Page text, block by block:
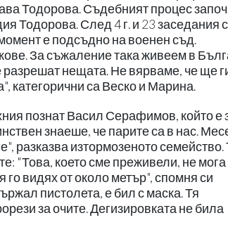
Тодорова. Съдебният процес
Тодорова. След 4 г. и 23 заседания
е подсъдно на военен съд.
За съжаление така живеем в
нещата. Не вярваме, че ще
категорични са Веско и Марина.
познат Васил Серафимов, който е
знаеше, че парите са в нас.
разказва изтормозеното семейство.
"Това, което сме преживели, не мога
го видях от около метър", спомня си
пистолета, е бил с маска. Тя
за очите. Дегизировката не била